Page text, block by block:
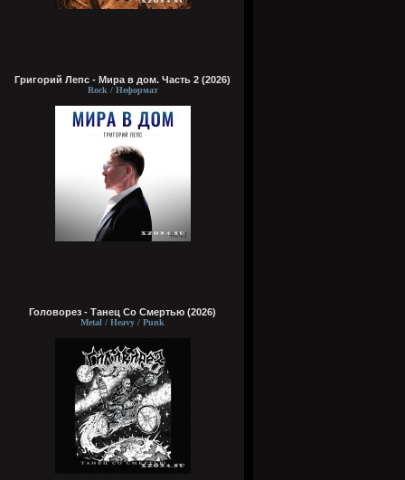
Григорий Лепс - Мира в дом. Часть 2 (2026)
Rock / Неформат
Головорез - Tанец Со Смертью (2026)
Metal / Heavy / Punk